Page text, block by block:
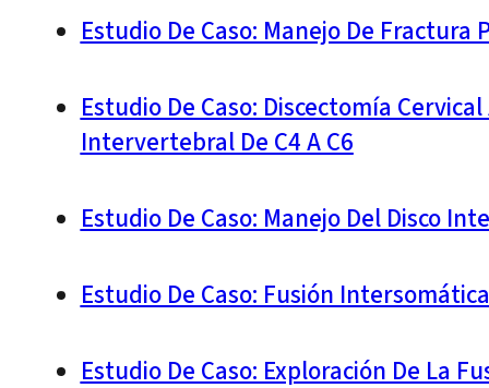
Estudio De Caso: Manejo De
Estudio De Caso: Discectomía
Intervertebral De C4 A C6
Estudio De Caso: Manejo Del Disco
Estudio De Caso: Fusión
Estudio De Caso: Exploración De La